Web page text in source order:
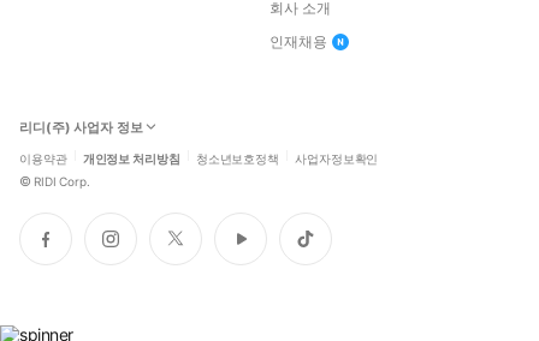
회사 소개
인재채용
리디(주) 사업자 정보
이용약관 개인정보 처리방침 청소년보호정책 사업자정보확인
© RIDI Corp.
페
이
인
스
트
위
유
튜
틱
톡